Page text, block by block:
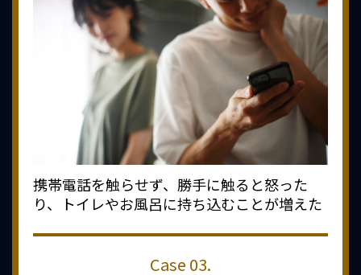
携帯電話を触らせず、勝手に触ると怒った
り、トイレやお風呂に持ち込むことが増えた